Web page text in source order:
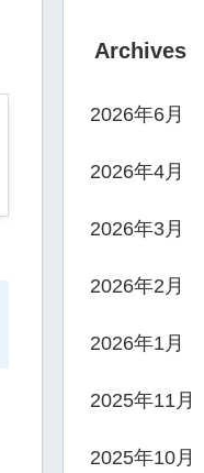
Archives
2026年6月
2026年4月
2026年3月
2026年2月
2026年1月
2025年11月
2025年10月